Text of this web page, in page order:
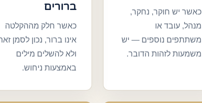
כאשר יש חוקר, נחקר,
מנהל, עובד או
משתתפים נוספים — יש
משמעות לזהות הדובר.
ברורים
כאשר חלק מההקלטה
אינו ברור, נכון לסמן
ולא להשלים מילים
באמצעות ניחוש.